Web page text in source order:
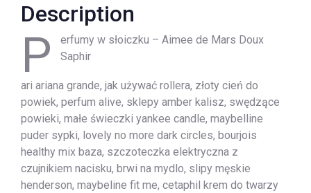
Description
P
erfumy w słoiczku – Aimee de Mars Doux
Saphir
ari ariana grande, jak używać rollera, złoty cień do
powiek, perfum alive, sklepy amber kalisz, swędzące
powieki, małe świeczki yankee candle, maybelline
puder sypki, lovely no more dark circles, bourjois
healthy mix baza, szczoteczka elektryczna z
czujnikiem nacisku, brwi na mydlo, slipy męskie
henderson, maybeline fit me, cetaphil krem do twarzy